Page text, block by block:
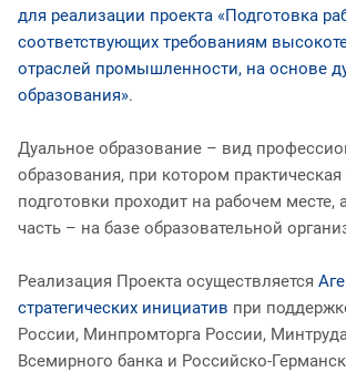
для реализации проекта «Подготовка
соответствующих требованиям
отраслей промышленности, на основе
образования».
Дуальное образование – вид
образования, при котором практическая
подготовки проходит на рабочем месте,
часть – на базе образовательной
Реализация Проекта осуществляется
стратегических инициатив при
России, Минпромторга России,
Всемирного банка и Российско-